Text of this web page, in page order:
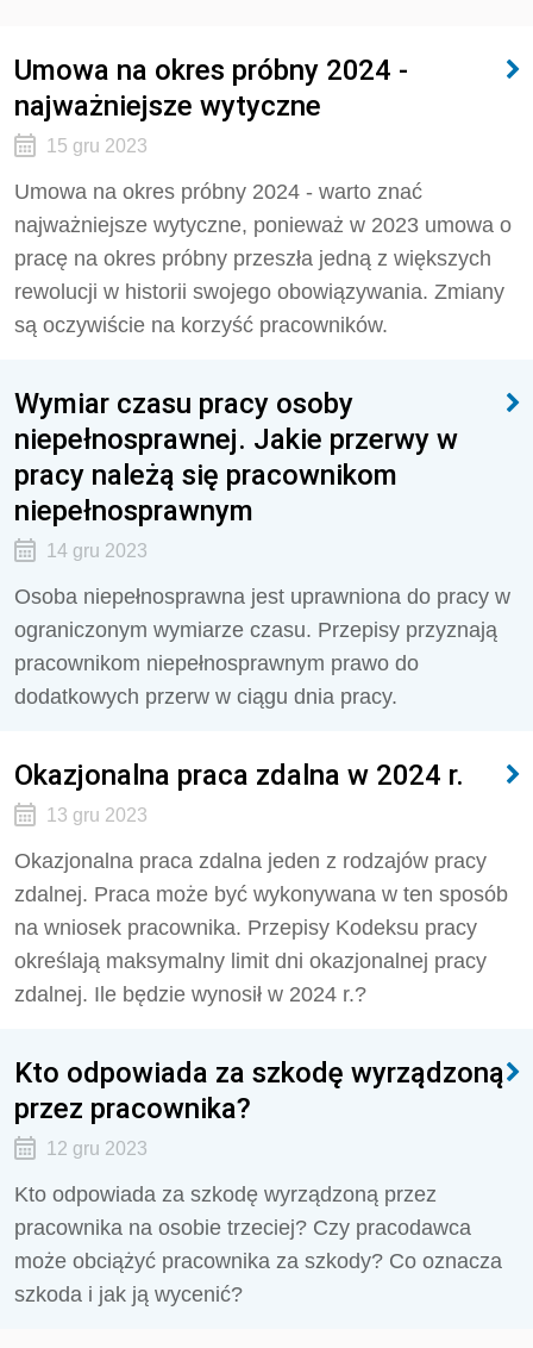
Umowa na okres próbny 2024 -
najważniejsze wytyczne
15 gru 2023
Umowa na okres próbny 2024 - warto znać
najważniejsze wytyczne, ponieważ w 2023 umowa o
pracę na okres próbny przeszła jedną z większych
rewolucji w historii swojego obowiązywania. Zmiany
są oczywiście na korzyść pracowników.
Wymiar czasu pracy osoby
niepełnosprawnej. Jakie przerwy w
pracy należą się pracownikom
niepełnosprawnym
14 gru 2023
Osoba niepełnosprawna jest uprawniona do pracy w
ograniczonym wymiarze czasu. Przepisy przyznają
pracownikom niepełnosprawnym prawo do
dodatkowych przerw w ciągu dnia pracy.
Okazjonalna praca zdalna w 2024 r.
13 gru 2023
Okazjonalna praca zdalna jeden z rodzajów pracy
zdalnej. Praca może być wykonywana w ten sposób
na wniosek pracownika. Przepisy Kodeksu pracy
określają maksymalny limit dni okazjonalnej pracy
zdalnej. Ile będzie wynosił w 2024 r.?
Kto odpowiada za szkodę wyrządzoną
przez pracownika?
12 gru 2023
Kto odpowiada za szkodę wyrządzoną przez
pracownika na osobie trzeciej? Czy pracodawca
może obciążyć pracownika za szkody? Co oznacza
szkoda i jak ją wycenić?